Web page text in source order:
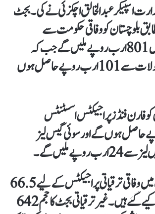
اسپیکر عبدالخالق اچکزئی نے کی۔ بجٹ
بلوچستان کو وفاقی حکومت سے
محصولات کی مد میں 801 ارب روپے ملیں گے جب کہ
صوبے کو اپنی محصولات سے 101 ارب روپے حاصل ہوں
فارن فنڈز پراجیکٹس اسسٹنٹس
حاصل ہوں گے اور سوئی گیس لیز
روپے ملیں گے۔
بلوچستان کے بجٹ میں وفاقی ترقیاتی پراجیکٹس کے لیے 66.5